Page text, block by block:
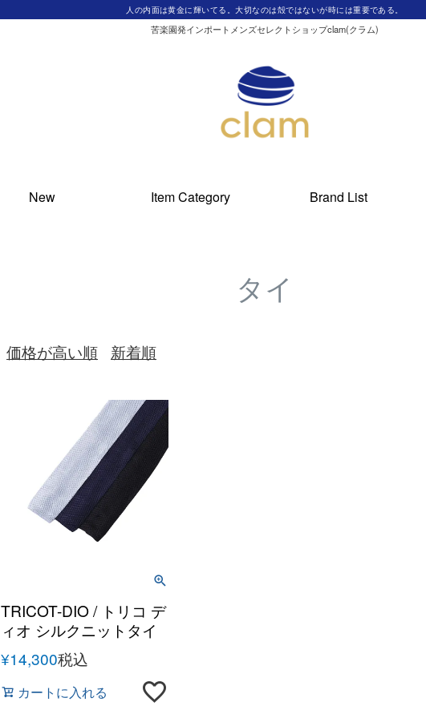
人の内面は黄金に輝いてる。大切なのは殻ではないが時には重要である。
苦楽園発インポートメンズセレクトショップclam(クラム)
New Item Category Brand List
タイ
価格が高い順 新着順
TRICOT-DIO / トリコ デ
ィオ シルクニットタイ
¥14,300税込
カートに入れる